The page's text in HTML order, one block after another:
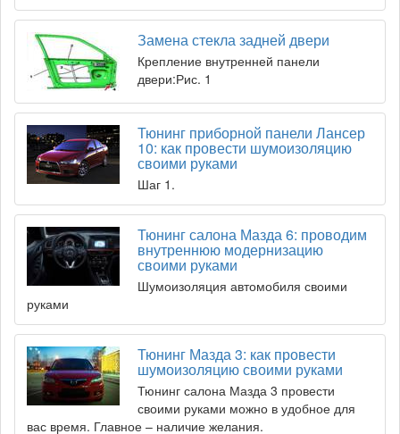
Замена стекла задней двери
Крепление внутренней панели
двери:Рис. 1
Тюнинг приборной панели Лансер
10: как провести шумоизоляцию
своими руками
Шаг 1.
Тюнинг салона Мазда 6: проводим
внутреннюю модернизацию
своими руками
Шумоизоляция автомобиля своими
руками
Тюнинг Мазда 3: как провести
шумоизоляцию своими руками
Тюнинг салона Мазда 3 провести
своими руками можно в удобное для
вас время. Главное – наличие желания.